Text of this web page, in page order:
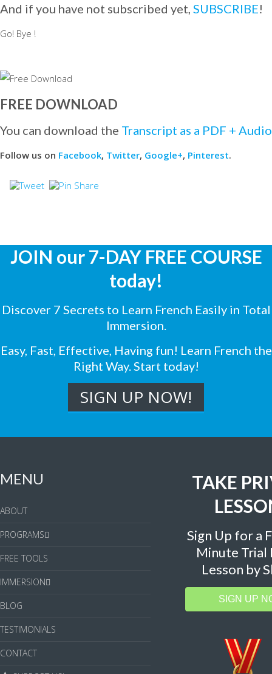
And if you have not subscribed yet, SUBSCRIBE!
Go! Bye !
FREE DOWNLOAD
You can download the Transcript as a PDF +
Follow us on Facebook, Twitter, Google+, Pinterest.
JOIN our 7-DAY FREE COURSE
today!
Discover 7 Secrets to Learn French Easily in Total
Immersion.
Easy, Fast, Effective, Having fun! Learn French the
Right Way. Start today!
MENU
ABOUT
PROGRAMS
FREE TOOLS
IMMERSION
BLOG
TESTIMONIALS
CONTACT
TAKE
Sign Up for a
Minute Trial
Lesson by
SIGN UP